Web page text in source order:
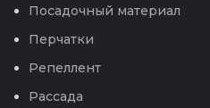
Посадочный материал
Перчатки
Репеллент
Рассада